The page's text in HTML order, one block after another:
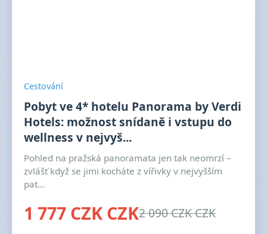
Cestování
Pobyt ve 4* hotelu Panorama by Verdi
Hotels: možnost snídaně i vstupu do
wellness v nejvyš...
Pohled na pražská panoramata jen tak neomrzí –
zvlášť když se jimi kocháte z vířivky v nejvyšším
pat...
1 777 CZK CZK2 090 CZK CZK